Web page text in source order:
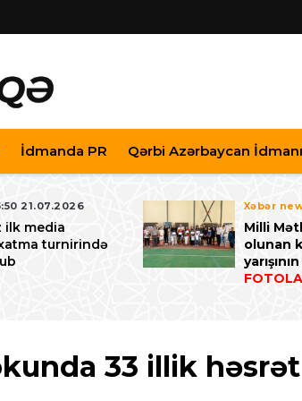
İdmanda PR Qərbi Azərbaycan İdmanı
21.07.2026
ilk media
turnirində
Xəbər
Milli
olunan
33 illik həsrət